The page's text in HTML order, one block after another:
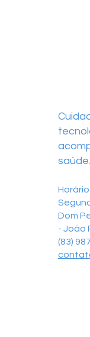
saúde.
Dom
- João
(83)